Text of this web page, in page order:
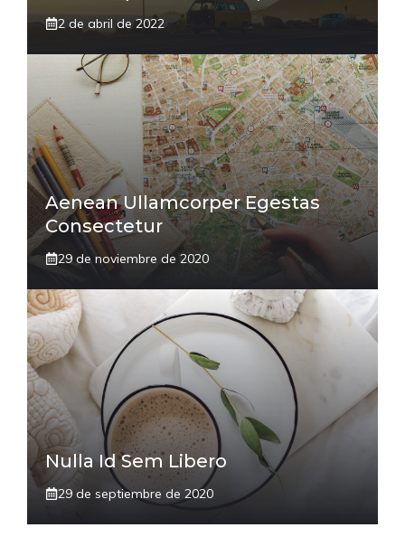
2 de abril de 2022
Aenean Ullamcorper Egestas
Consectetur
29 de noviembre de 2020
Nulla Id Sem Libero
29 de septiembre de 2020